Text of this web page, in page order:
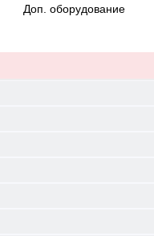
1900×700×1562 мм.
Доп. оборудование